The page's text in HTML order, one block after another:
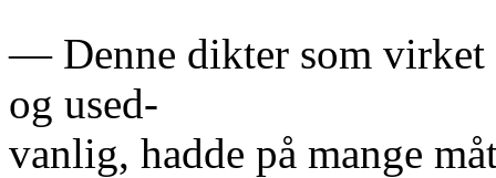
— Denne dikter som virket
og used-
vanlig, hadde på mange